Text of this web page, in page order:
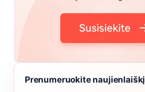
Prenumeruokite naujienlaiškį